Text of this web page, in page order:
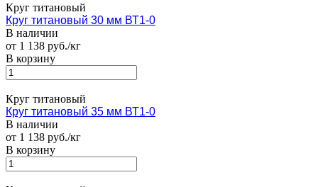
Круг титановый
Круг титановый 30 мм ВТ1-0
В наличии
от 1 138 руб./кг
В корзину
Круг титановый
Круг титановый 35 мм ВТ1-0
В наличии
от 1 138 руб./кг
В корзину